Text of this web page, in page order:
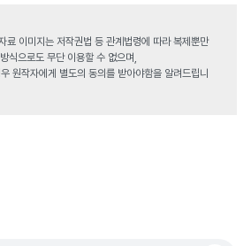
료 이미지는 저작권법 등 관계법령에 따라 복제뿐만
식으로도 무단 이용할 수 없으며,
원작자에게 별도의 동의를 받아야함을 알려드립니